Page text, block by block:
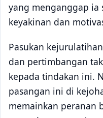
yang menganggap ia
keyakinan dan
Pasukan
dan pertimbangan
kepada tindakan ini.
pasangan ini di
memainkan peranan